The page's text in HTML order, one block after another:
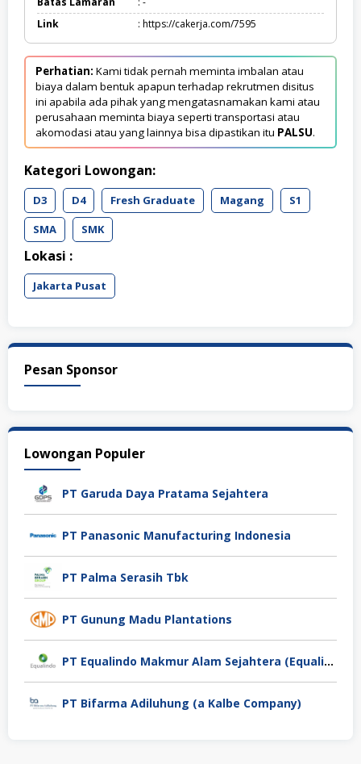
Link
: https://cakerja.com/7595
Perhatian: Kami tidak pernah meminta imbalan atau
biaya dalam bentuk apapun terhadap rekrutmen disitus
ini apabila ada pihak yang mengatasnamakan kami atau
perusahaan meminta biaya seperti transportasi atau
akomodasi atau yang lainnya bisa dipastikan itu PALSU.
Kategori Lowongan:
D3 D4 Fresh Graduate Magang
S1
SMA
SMK
Lokasi :
Jakarta Pusat
Pesan Sponsor
Lowongan Populer
PT Garuda Daya Pratama Sejahtera
PT Panasonic Manufacturing Indonesia
PT Palma Serasih Tbk
PT Gunung Madu Plantations
PT Equalindo Makmur Alam Sejahtera (Equalindo Group)
PT Bifarma Adiluhung (a Kalbe Company)